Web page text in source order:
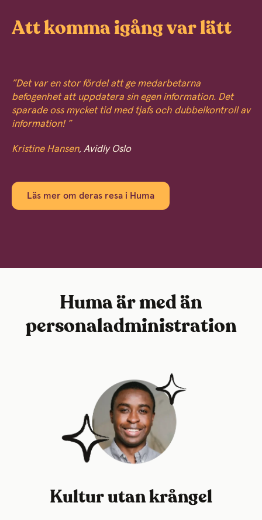
Att komma igång var lätt
”Det var en stor fördel att ge medarbetarna
befogenhet att uppdatera sin egen information. Det
sparade oss mycket tid med tjafs och dubbelkontroll av
information! ”
Kristine Hansen, Avidly Oslo
Läs mer om deras resa i Huma
Huma är med än
personaladministration
Kultur utan krångel